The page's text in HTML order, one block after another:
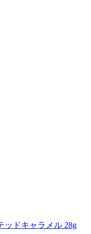
ッドキャラメル 28g